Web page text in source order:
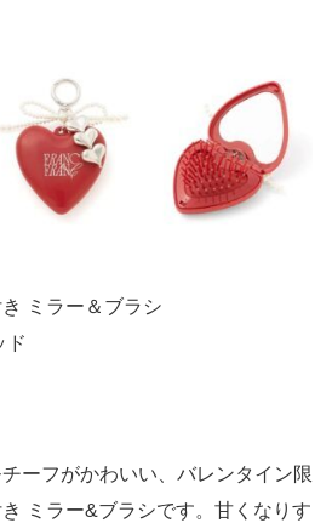
ミラー＆ブラシ
ド
ーフがかわいい、バレンタイン限
ミラー&ブラシです。甘くなりす